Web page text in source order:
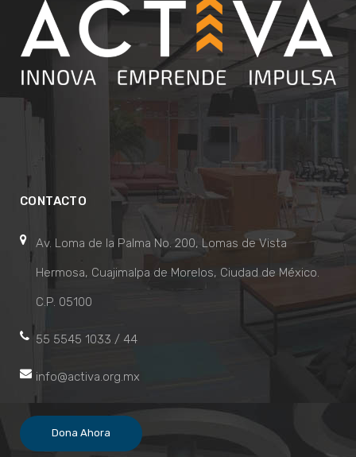
CONTACTO
Av. Loma de la Palma No. 200, Lomas de Vista
Hermosa, Cuajimalpa de Morelos, Ciudad de México.
C.P. 05100
55 5545 1033 / 44
info@activa.org.mx
Dona Ahora